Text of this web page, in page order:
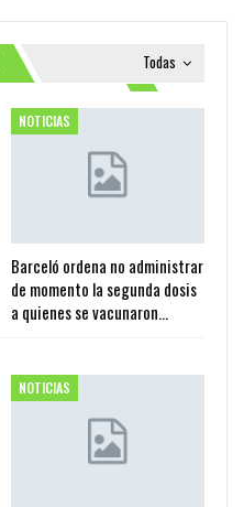
Todas
NOTICIAS
Barceló ordena no administrar
de momento la segunda dosis
a quienes se vacunaron…
NOTICIAS